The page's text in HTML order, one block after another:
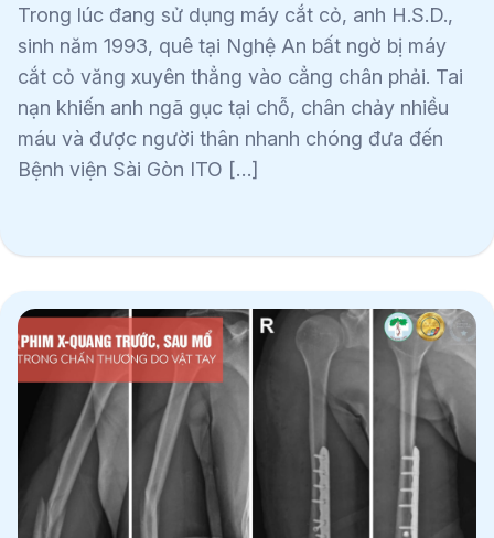
Trong lúc đang sử dụng máy cắt cỏ, anh H.S.D.,
sinh năm 1993, quê tại Nghệ An bất ngờ bị máy
cắt cỏ văng xuyên thẳng vào cẳng chân phải. Tai
nạn khiến anh ngã gục tại chỗ, chân chảy nhiều
máu và được người thân nhanh chóng đưa đến
Bệnh viện Sài Gòn ITO […]